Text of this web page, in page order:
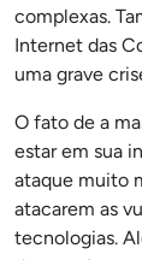
complexas.
Internet das
uma grave
O fato de a
estar em sua
ataque muito
atacarem as
tecnologias.